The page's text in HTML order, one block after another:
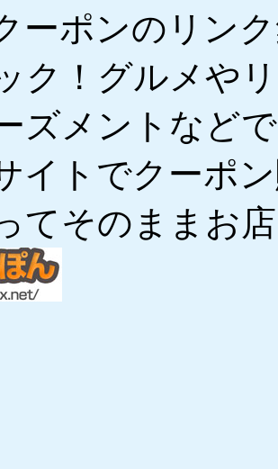
ーポンのリン
ク！グルメや
ズメントなど
イトでクーポ
てそのままお